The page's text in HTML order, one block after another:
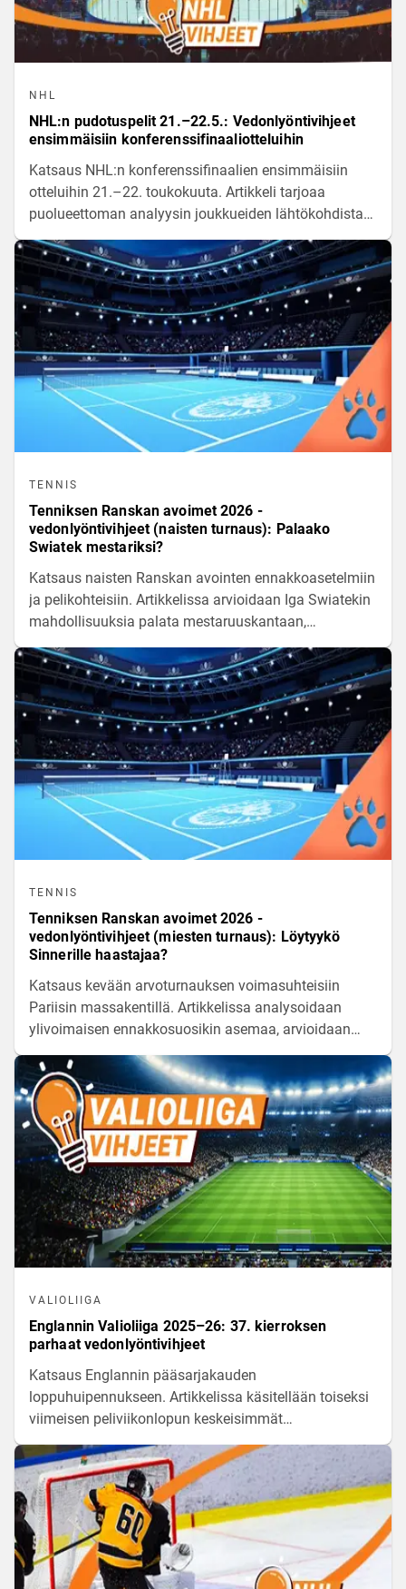
NHL
NHL:n pudotuspelit 21.–22.5.: Vedonlyöntivihjeet
ensimmäisiin konferenssifinaaliotteluihin
Katsaus NHL:n konferenssifinaalien ensimmäisiin
otteluihin 21.–22. toukokuuta. Artikkeli tarjoaa
puolueettoman analyysin joukkueiden lähtökohdista
TENNIS
Tenniksen Ranskan avoimet 2026 -
vedonlyöntivihjeet (naisten turnaus): Palaako
Swiatek mestariksi?
Katsaus naisten Ranskan avointen ennakkoasetelmiin
ja pelikohteisiin. Artikkelissa arvioidaan Iga Swiatekin
mahdollisuuksia palata mestaruuskantaan,
käydään läpi turnauksen kiinnostavimmat
vedonlyöntinäkökulmat.
TENNIS
Tenniksen Ranskan avoimet 2026 -
vedonlyöntivihjeet (miesten turnaus): Löytyykö
Sinnerille haastajaa?
Katsaus kevään arvoturnauksen voimasuhteisiin
Pariisin massakentillä. Artikkelissa analysoidaan
ylivoimaisen ennakkosuosikin asemaa, arvioidaan
käydään läpi kiinnostavimmat pelikohteet miesten
kaksinpelissä
VALIOLIIGA
Englannin Valioliiga 2025–26: 37. kierroksen
parhaat vedonlyöntivihjeet
Katsaus Englannin pääsarjakauden
loppuhuipennukseen. Artikkelissa käsitellään toiseksi
viimeisen peliviikonlopun keskeisimmät
analyyseja sekä arvioita tulevien kohtaamisten
todennäköisyyksistä.